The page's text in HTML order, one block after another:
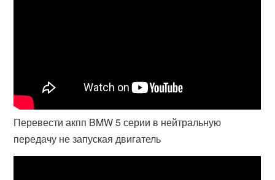
Перевести акпп BMW 5 серии в нейтральную
передачу не запуская двигатель